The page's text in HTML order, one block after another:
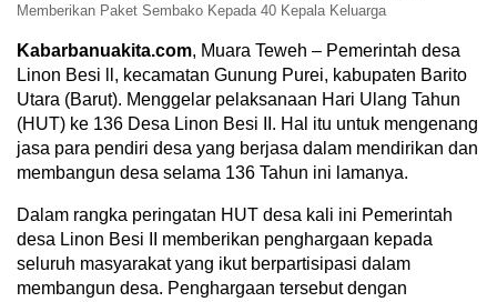
Memberikan Paket Sembako Kepada 40 Kepala Keluarga
Kabarbanuakita.com, Muara Teweh – Pemerintah desa
Linon Besi ll, kecamatan Gunung Purei, kabupaten Barito
Utara (Barut). Menggelar pelaksanaan Hari Ulang Tahun
(HUT) ke 136 Desa Linon Besi II. Hal itu untuk mengenang
jasa para pendiri desa yang berjasa dalam mendirikan dan
membangun desa selama 136 Tahun ini lamanya.
Dalam rangka peringatan HUT desa kali ini Pemerintah
desa Linon Besi II memberikan penghargaan kepada
seluruh masyarakat yang ikut berpartisipasi dalam
membangun desa. Penghargaan tersebut dengan